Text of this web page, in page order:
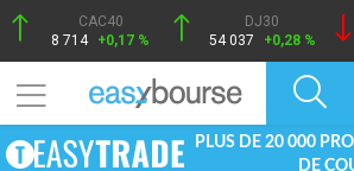
CAC40
8 714 +0,17 %
DJ30
54 037
+0,28 %
PLUS DE 20 000
DE